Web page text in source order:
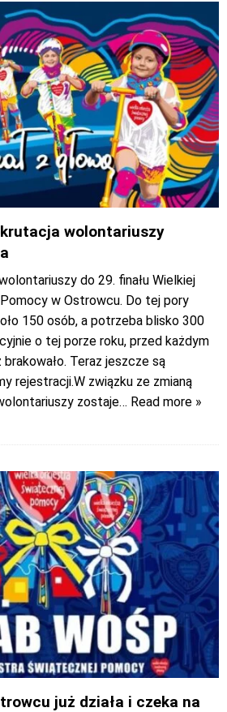
wolontariuszy
do 29. finału Wielkiej
w Ostrowcu. Do tej pory
150 osób, a potrzeba blisko 300
o tej porze roku, przed każdym
Teraz jeszcze są
rejestracji.W związku ze zmianą
zostaje… Read more »
już działa i czeka na